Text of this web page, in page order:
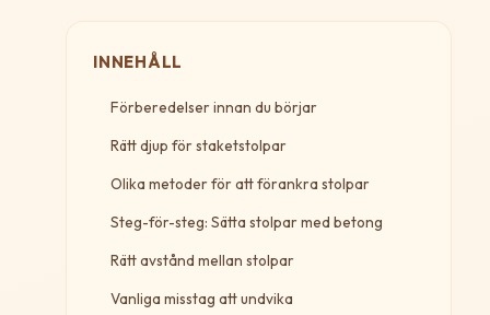
INNEHÅLL
Förberedelser innan du börjar
Rätt djup för staketstolpar
Olika metoder för att förankra stolpar
Steg-för-steg: Sätta stolpar med betong
Rätt avstånd mellan stolpar
Vanliga misstag att undvika